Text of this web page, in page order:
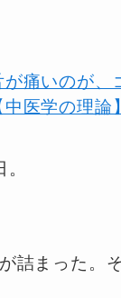
が痛いのが、
医学の理論】
詰まった。